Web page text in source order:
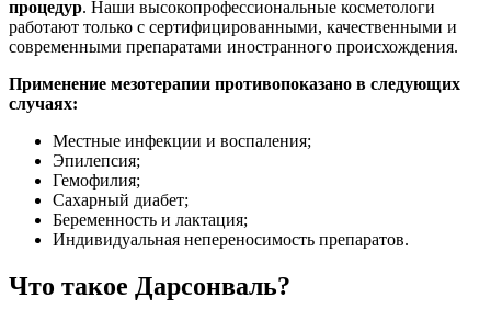
процедур. Наши высокопрофессиональные косметологи
работают только с сертифицированными, качественными и
современными препаратами иностранного происхождения.
Применение мезотерапии противопоказано в следующих
случаях:
Местные инфекции и воспаления;
Эпилепсия;
Гемофилия;
Сахарный диабет;
Беременность и лактация;
Индивидуальная непереносимость препаратов.
Что такое Дарсонваль?